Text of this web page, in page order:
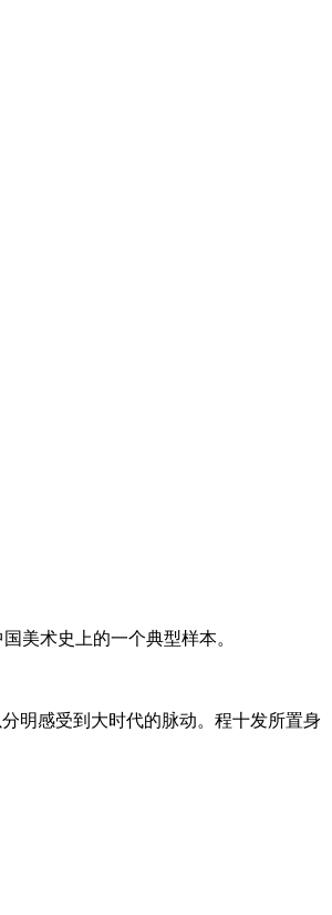
美术史上的一个典型样本。
明感受到大时代的脉动。程十发所置身